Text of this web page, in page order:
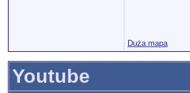
Duża mapa
Youtube